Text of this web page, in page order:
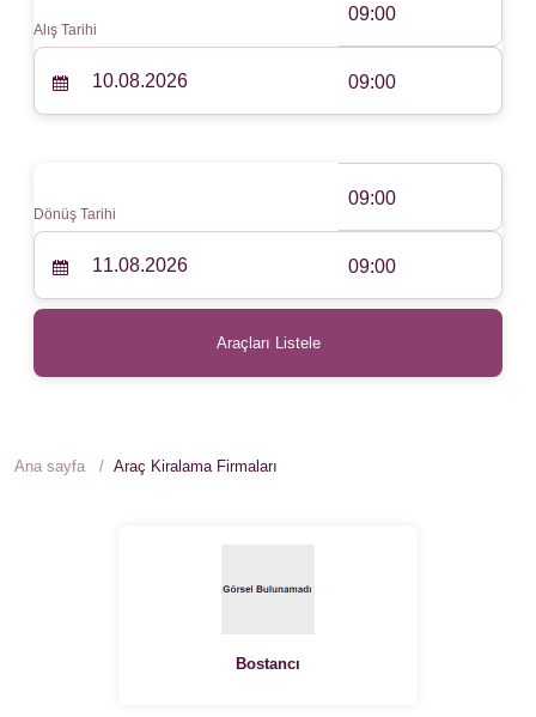
Alış Tarihi
09:00
09:00
Dönüş Tarihi
09:00
09:00
Araçları Listele
Ana sayfa Araç Kiralama Firmaları
Bostancı